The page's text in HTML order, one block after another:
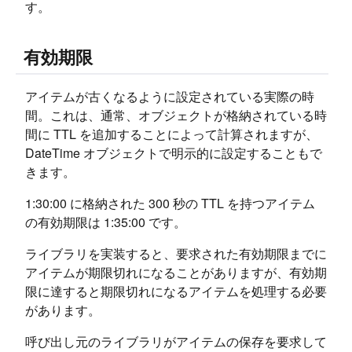
す。
有効期限
アイテムが古くなるように設定されている実際の時
間。これは、通常、オブジェクトが格納されている時
間に TTL を追加することによって計算されますが、
DateTime オブジェクトで明示的に設定することもで
きます。
1:30:00 に格納された 300 秒の TTL を持つアイテム
の有効期限は 1:35:00 です。
ライブラリを実装すると、要求された有効期限までに
アイテムが期限切れになることがありますが、有効期
限に達すると期限切れになるアイテムを処理する必要
があります。
呼び出し元のライブラリがアイテムの保存を要求して